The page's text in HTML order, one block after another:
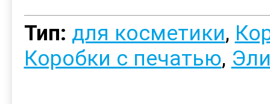
Тип: для косметики,
Коробки с печатью,